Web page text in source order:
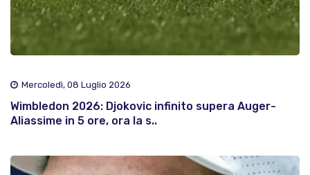
Mercoledì, 08 Luglio 2026
Wimbledon 2026: Djokovic infinito supera Auger-
Aliassime in 5 ore, ora la s..